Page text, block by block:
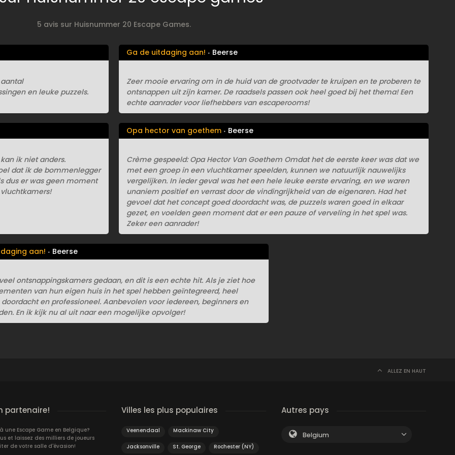
5 avis sur Huisnummer 20 Escape Games.
en leuke puzzels.
Opa hector van goethem Beerse
Crème gespeeld: Opa Hector Van Goethem Omdat het de eerste keer was dat we
met een groep in een vluchtkamer speelden, kunnen we natuurlijk nauwelijks
vergelijken. In ieder geval was het een hele leuke eerste ervaring, en we waren
unaniem positief en verrast door de vindingrijkheid van de eigenaren. Had het
gevoel dat het concept goed doordacht was, de puzzels waren goed in elkaar
gezet, en voelden geen moment dat er een pauze of verveling in het spel was.
Zeker een aanrader!
Ga de uitdaging aan! Beerse
Zeer mooie ervaring om in de huid van de grootvader te kruipen en te proberen te
ontsnappen uit zijn kamer. De raadsels passen ook heel goed bij het thema! Een
echte aanrader voor liefhebbers van escaperooms!
aan! Beerse
ontsnappingskamers gedaan, en dit is een echte hit. Als je ziet hoe
van hun eigen huis in het spel hebben geïntegreerd, heel
en professioneel. Aanbevolen voor iedereen, beginners en
En ik kijk nu al uit naar een mogelijke opvolger!
ik niet anders.
dat ik de bommenlegger
dus er was geen moment
ALLEZ EN HAUT
partenaire!
une Escape Game en Belgique?
et laissez des milliers de joueurs
de votre salle d'évasion!
Villes les plus populaires
Veenendaal Mackinaw City
Jacksonville St. George Rochester (NY)
Autres pays
Belgium